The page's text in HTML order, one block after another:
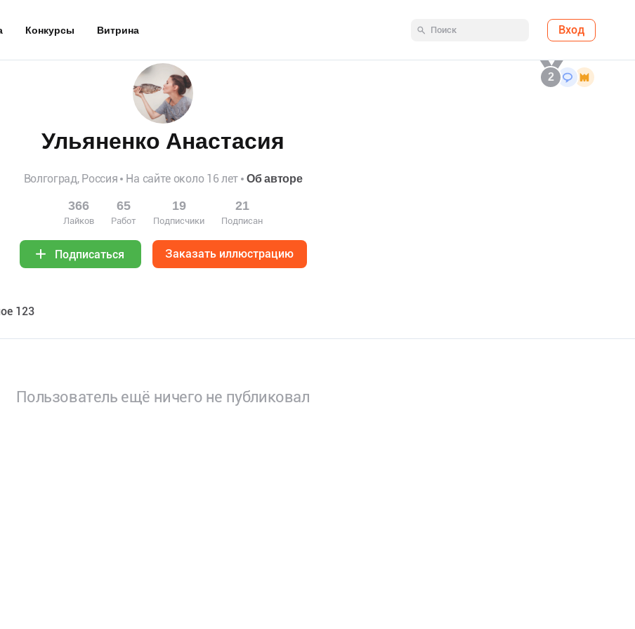
Конкурсы Витрина Вход
2
Ульяненко Анастасия
Волгоград, Россия На сайте около 16 лет Об авторе
366
Лайков
65
Работ
19
Подписчики
21
Подписан
Подписаться Заказать иллюстрацию
123
Пользователь ещё ничего не публиковал